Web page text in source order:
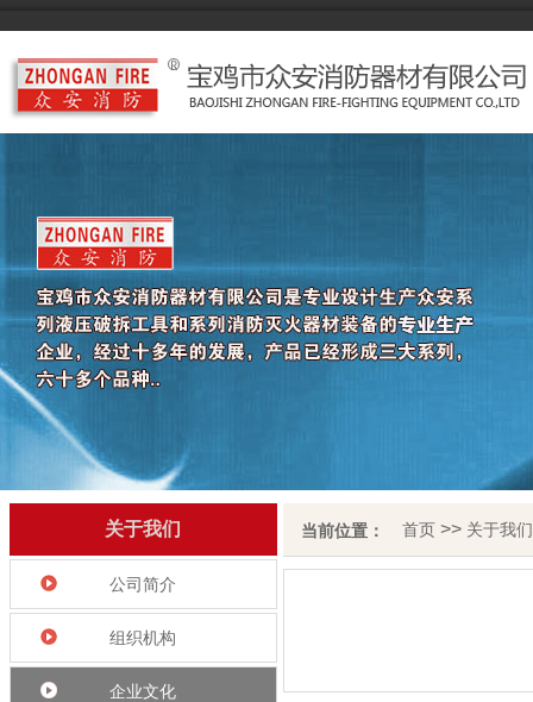
关于我们
公司简介
组织机构
企业文化
当前位置： 首页 >> 关于我们